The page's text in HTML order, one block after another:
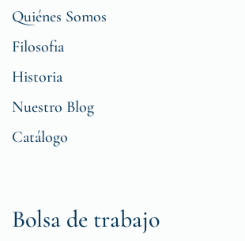
Quiénes Somos
Filosofia
Historia
Nuestro Blog
Catálogo
Bolsa de trabajo